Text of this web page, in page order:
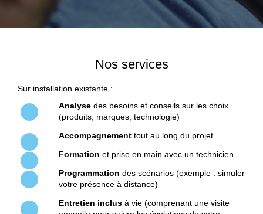
Nos services
Sur installation existante :
Analysedes besoins et conseils sur les choix
(produits, marques, technologie)
Accompagnementtout au long du projet
Formation et prise en main avec un technicien
Programmation des scénarios (exemple : simuler
votre présence à distance)
Entretien inclusà vie (comprenant une visite